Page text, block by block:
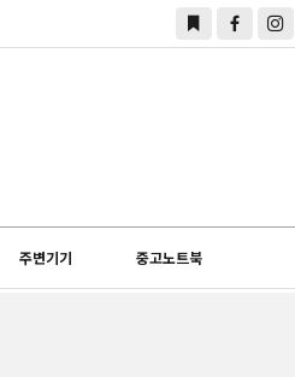
주변기기 중고노트북